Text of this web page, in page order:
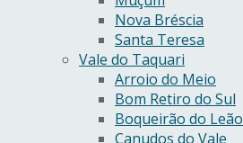
Nova Bréscia
Santa Teresa
Vale do Taquari
Arroio do Meio
Bom Retiro do Sul
Boqueirão do Leão
Canudos do Vale